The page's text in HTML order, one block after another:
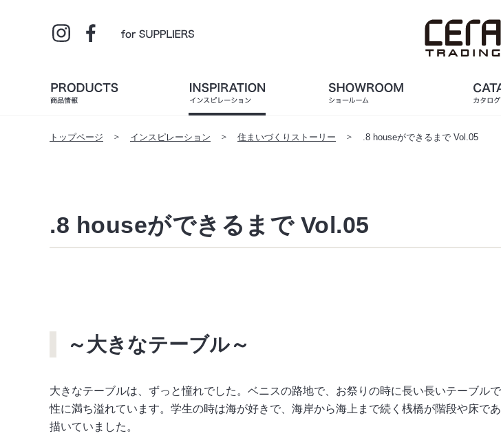
トップページ インスピレーション 住まいづくりストーリー .8 houseができるまで Vol.05
.8 houseができるまで Vol.05
～大きなテーブル～
大きなテーブルは、ずっと憧れでした。ベニスの路地で、お祭りの時に長い長いテーブ
性に満ち溢れています。学生の時は海が好きで、海岸から海上まで続く桟橋が階段や床
描いていました。